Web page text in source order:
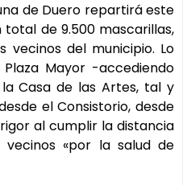
de Duero repartirá este
de 9.500 mascarillas,
vecinos del municipio. Lo
Mayor -accediendo
Casa de las Artes, tal y
el Consistorio, desde
al cumplir la distancia
«por la salud de